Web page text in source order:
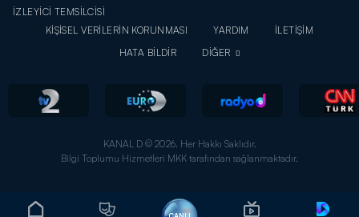
İZLEYİCİ TEMSİLCİSİ
KİŞİSEL VERİLERİN KORUNMASI
YARDIM
İLETİŞİM
HATA BİLDİR
DİĞER
KANAL D © 2026. Her Hakkı Saklıdır.
Bilgi Toplumu Hizmetleri MKK tarafından sağlanmaktadır.